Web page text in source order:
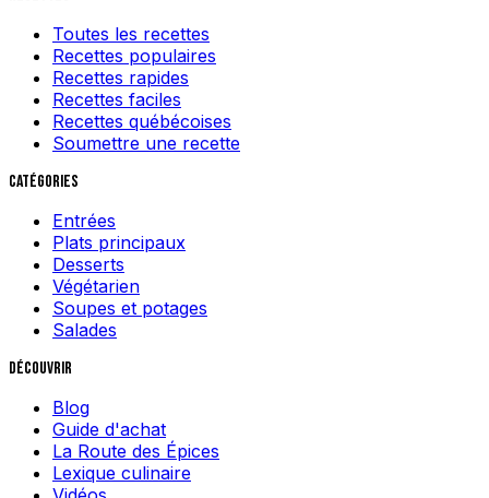
Toutes les recettes
Recettes populaires
Recettes rapides
Recettes faciles
Recettes québécoises
Soumettre une recette
Catégories
Entrées
Plats principaux
Desserts
Végétarien
Soupes et potages
Salades
Découvrir
Blog
Guide d'achat
La Route des Épices
Lexique culinaire